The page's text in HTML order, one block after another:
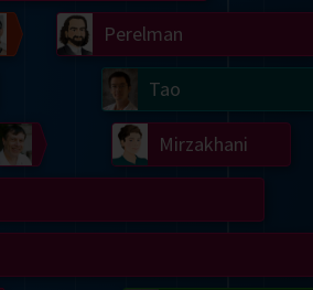
Mirzakhani
Tao
Perelman
Bourgain
Yau